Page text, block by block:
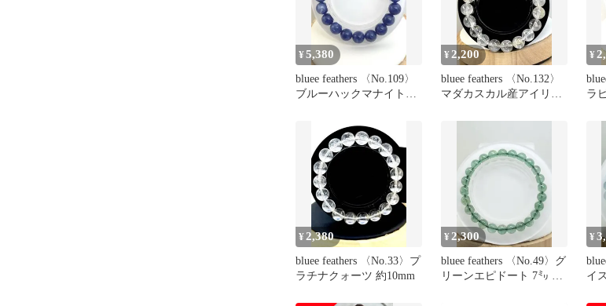
¥5,380
bluee feathers 〈No.109〉
ブルーハックマナイト約
¥ 2,200
bluee feathers 〈No.132〉
マダカスカル産アイリス
¥
ラ
¥ 2,380
bluee feathers 〈No.33〉プ
ラチナクォーツ 約10mm
¥ 2,300
bluee feathers 〈No.49〉グ
リーンエピドート 7㍉ 内
¥
イ